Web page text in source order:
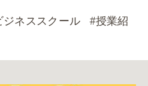
ジネススクール
#授業紹